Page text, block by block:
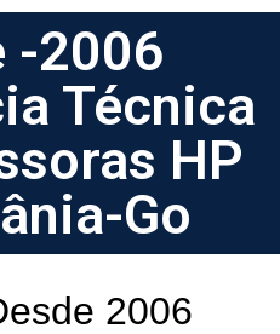
-2006
Técnica
HP
Go
2006